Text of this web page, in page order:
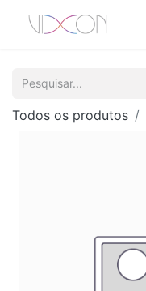
Todos os produtos